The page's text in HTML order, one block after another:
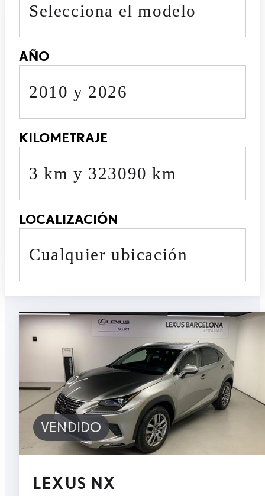
Selecciona el modelo
AÑO
2010 y 2026
KILOMETRAJE
3 km y 323090 km
LOCALIZACIÓN
cualquier ubicación
VENDIDO
LEXUS NX